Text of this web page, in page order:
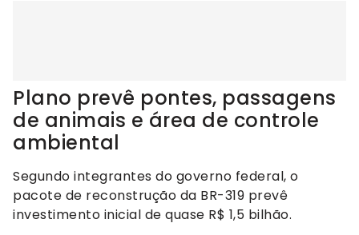
Plano prevê pontes, passagens
de animais e área de controle
ambiental
Segundo integrantes do governo federal, o
pacote de reconstrução da BR-319 prevê
investimento inicial de quase R$ 1,5 bilhão.